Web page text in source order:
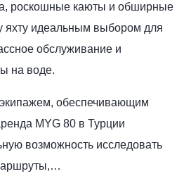
роскошные каюты и обширные
яхту идеальным выбором для
обслуживание и
на воде.
обеспечивающим
MYG 80 в Турции
возможность исследовать